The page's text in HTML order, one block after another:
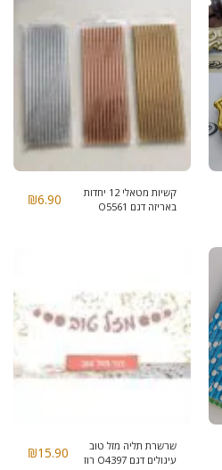
קשיות מטאלי 12 יחדות
באריזה דגם O5561
₪6.90
שרשרת תליה מזל טוב
עיגולים דגם O4397 רוז
₪15.90